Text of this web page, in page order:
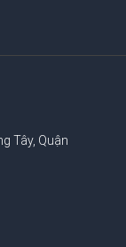
Tây, Quận